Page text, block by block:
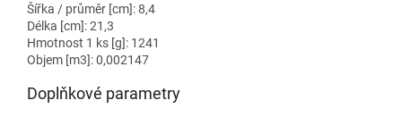
Šířka / průměr [cm]: 8,4
Délka [cm]: 21,3
Hmotnost 1 ks [g]: 1241
Objem [m3]: 0,002147
Doplňkové parametry